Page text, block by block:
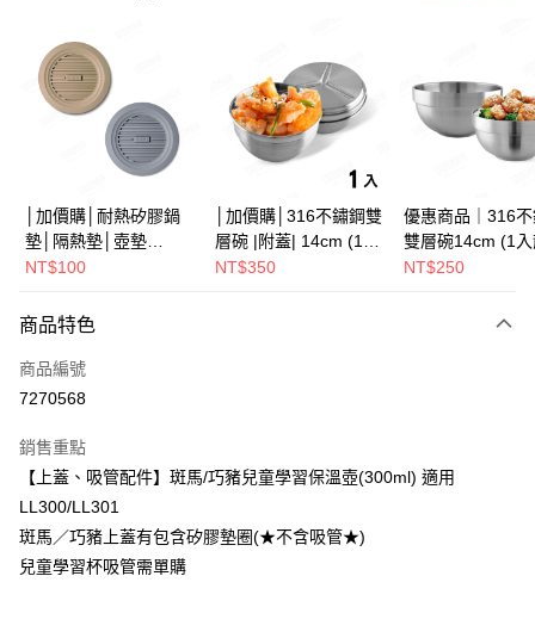
Apple Pay
街口支付
Google Pay
全盈+PAY
全家取貨（下單付款）後，現貨商品將於 3 個工作天內寄出
每筆NT$75，滿NT$1,199(含以上)免運費
（不含訂購當天與例假日）
每筆NT$75，滿NT$1,199(含以上)免運費
│加價購│耐熱矽膠鍋
墊│隔熱墊│壺墊
NT$100
│加價購│316不鏽鋼雙
層碗 |附蓋| 14cm (1入
散裝) SG0141
NT$350
優惠商品｜316
雙層碗14cm (1
SG0140
NT$250
商品特色
商品編號
7270568
銷售重點
【上蓋、吸管配件】斑馬/巧豬兒童學習保溫壺(300ml) 適用
LL300/LL301
斑馬／巧豬上蓋有包含矽膠墊圈(★不含吸管★)
兒童學習杯吸管需單購